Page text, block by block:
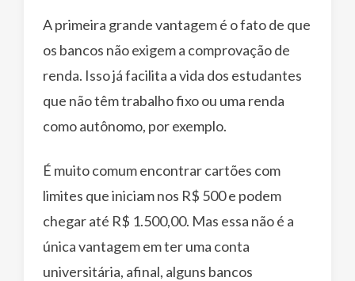
A primeira grande vantagem é o fato de que
os bancos não exigem a comprovação de
renda. Isso já facilita a vida dos estudantes
que não têm trabalho fixo ou uma renda
como autônomo, por exemplo.
É muito comum encontrar cartões com
limites que iniciam nos R$ 500 e podem
chegar até R$ 1.500,00. Mas essa não é a
única vantagem em ter uma conta
universitária, afinal, alguns bancos